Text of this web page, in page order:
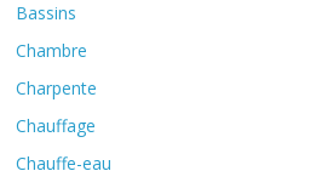
Bassins
Chambre
Charpente
Chauffage
Chauffe-eau